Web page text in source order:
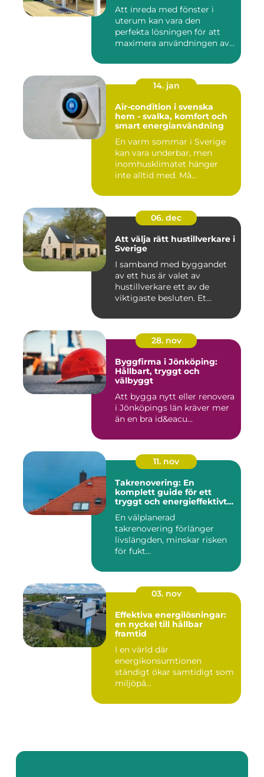
Att inreda med fönster i
uterum kan vara den
perfekta lösningen för att
maximera användningen av
14. jan
Air-condition i svenska
hem - svalka, komfort och
smart energianvändning
En varm sommar i Sverige
kan vara underbar, men
inomhusklimatet hänger
inte alltid med. Må...
06. dec
Att välja rätt hustillverkare i
Sverige
I samband med byggandet
av ett hus är valet av
hustillverkare ett av de
viktigaste besluten. Et...
28. nov
Byggfirma i Jönköping:
Hållbart, tryggt och
välbyggt
Att bygga nytt eller renovera
i Jönköpings län kräver mer
än en bra id&eacu...
11. nov
Takrenovering: En
komplett guide för ett
tryggt och energieffektivt
En välplanerad
takrenovering förlänger
livslängden, minskar risken
för fukt...
03. nov
Effektiva energilösningar:
en nyckel till hållbar
framtid
I en värld där
energikonsumtionen
ständigt ökar samtidigt som
miljöpå...